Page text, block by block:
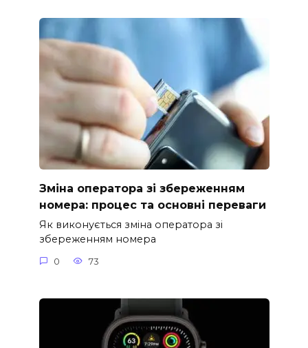
Зміна оператора зі збереженням
номера: процес та основні переваги
Як виконується зміна оператора зі
збереженням номера
0 73